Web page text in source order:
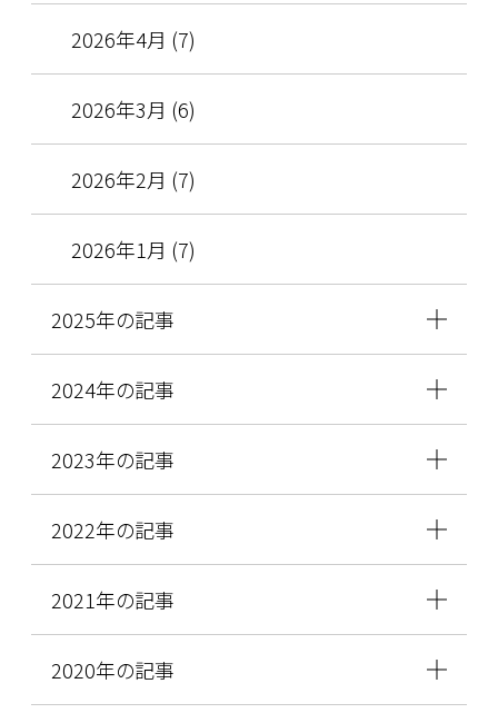
2026年4月 (7)
2026年3月 (6)
2026年2月 (7)
2026年1月 (7)
2025年の記事
2024年の記事
2023年の記事
2022年の記事
2021年の記事
2020年の記事